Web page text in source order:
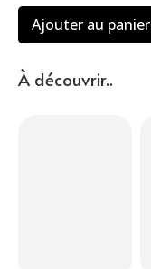
quantité
goutte
Ajouter au panier
À découvrir..